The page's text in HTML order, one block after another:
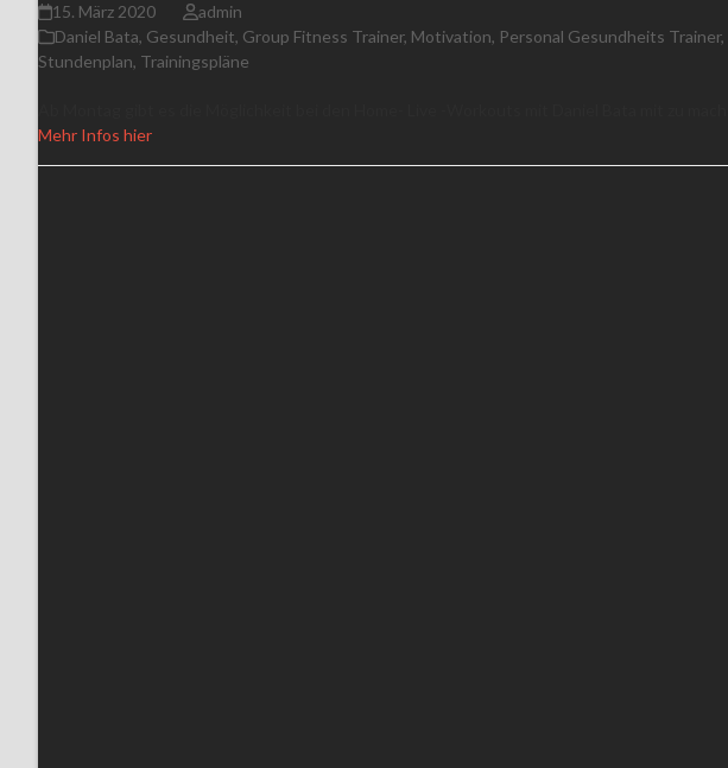
15. März 2020
admin
Daniel Bata, Gesundheit, Group Fitness Trainer, Motivation, Personal Gesundheits Trainer,
Stundenplan, Trainingspläne
Mehr Infos hier